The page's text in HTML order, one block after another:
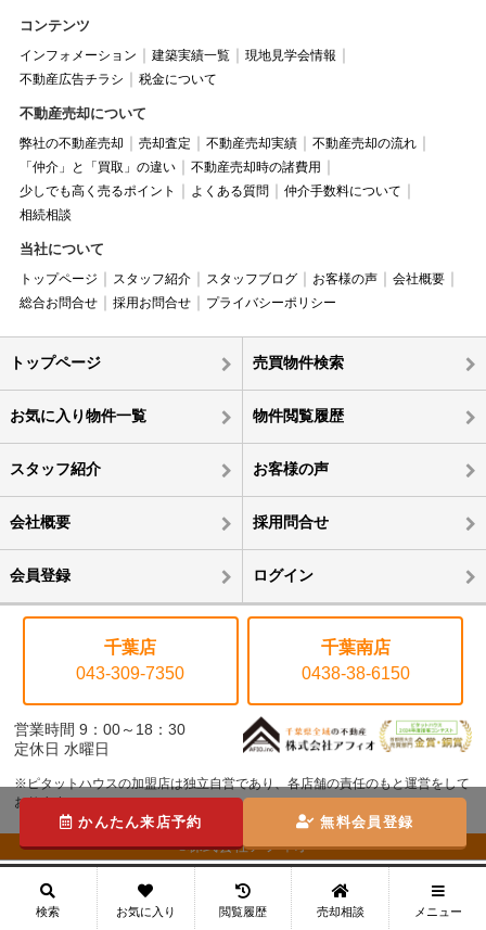
コンテンツ
インフォメーション 建築実績一覧
現地見学会情報
不動産広告チラシ
税金について
不動産売却について
弊社の不動産売却 売却査定 不動産売却実績
不動産売却の流れ
「仲介」と「買取」の違い
不動産売却時の諸費用
少しでも高く売るポイント
よくある質問
仲介手数料について
相続相談
当社について
トップページ スタッフ紹介 スタッフブログ お客様の声
会社概要
総合お問合せ
採用お問合せ プライバシーポリシー
トップページ 売買物件検索
お気に入り物件一覧 物件閲覧履歴
スタッフ紹介 お客様の声
会社概要 採用問合せ
会員登録 ログイン
千葉店
043-309-7350
千葉南店
0438-38-6150
営業時間 9：00～18：30
定休日 水曜日
※ピタットハウスの加盟店は独立自営であり、各店舗の責任のもと運営をして
おります。
©株式会社アフィオ
かんたん来店予約 無料会員登録
検索 お気に入り 閲覧履歴 売却相談 メニュー